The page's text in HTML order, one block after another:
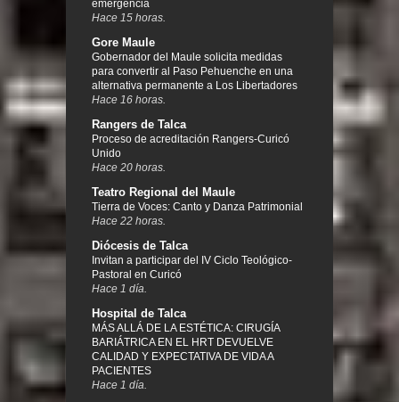
emergencia
Hace 15 horas.
Gore Maule
Gobernador del Maule solicita medidas
para convertir al Paso Pehuenche en una
alternativa permanente a Los Libertadores
Hace 16 horas.
Rangers de Talca
Proceso de acreditación Rangers-Curicó
Unido
Hace 20 horas.
Teatro Regional del Maule
Tierra de Voces: Canto y Danza Patrimonial
Hace 22 horas.
Diócesis de Talca
Invitan a participar del IV Ciclo Teológico-
Pastoral en Curicó
Hace 1 día.
Hospital de Talca
MÁS ALLÁ DE LA ESTÉTICA: CIRUGÍA
BARIÁTRICA EN EL HRT DEVUELVE
CALIDAD Y EXPECTATIVA DE VIDA A
PACIENTES
Hace 1 día.